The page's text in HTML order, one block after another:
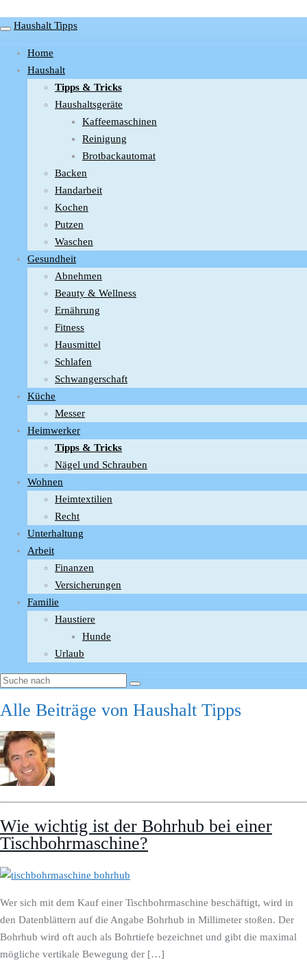
to
content
Toggle
Haushalt Tipps
Home
Haushalt
Tipps & Tricks
Haushaltsgeräte
Kaffeemaschinen
Reinigung
Brotbackautomat
Backen
Handarbeit
Kochen
Putzen
Waschen
Gesundheit
Abnehmen
Beauty & Wellness
Ernährung
Fitness
Hausmittel
Schlafen
Schwangerschaft
Küche
Messer
Heimwerker
Tipps & Tricks
Nägel und Schrauben
Wohnen
Heimtextilien
Recht
Unterhaltung
Arbeit
Finanzen
Versicherungen
Familie
Haustiere
Hunde
Urlaub
Alle Beiträge von Haushalt Tipps
Wie wichtig ist der Bohrhub bei einer
Tischbohrmaschine?
Wer sich mit dem Kauf einer Tischbohrmaschine beschäftigt, wird in
den Datenblättern auf die Angabe Bohrhub in Millimeter stoßen. Der
Bohrhub wird oft auch als Bohrtiefe bezeichnet und gibt die maximal
mögliche vertikale Bewegung der […]